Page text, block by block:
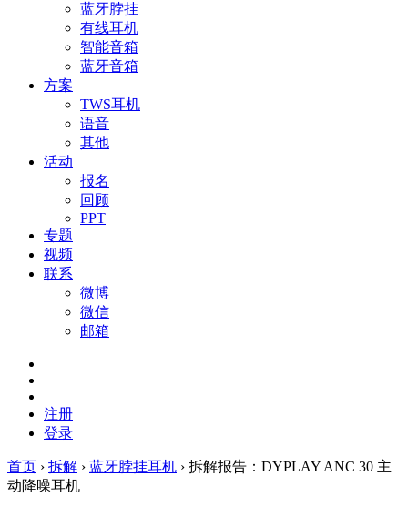
蓝牙脖挂
有线耳机
智能音箱
蓝牙音箱
方案
TWS耳机
语音
其他
活动
报名
回顾
PPT
专题
视频
联系
微博
微信
邮箱
注册
登录
首页 › 拆解 › 蓝牙脖挂耳机 › 拆解报告：DYPLAY ANC 30 主
动降噪耳机